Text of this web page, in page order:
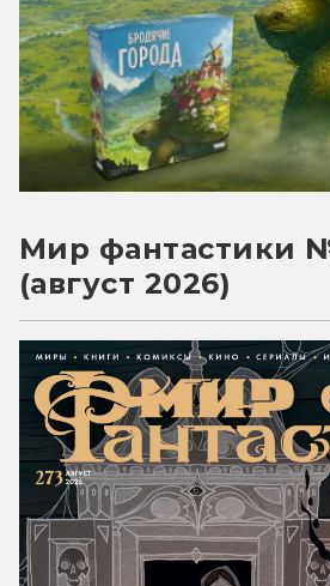
Мир фантастики
(август 2026)